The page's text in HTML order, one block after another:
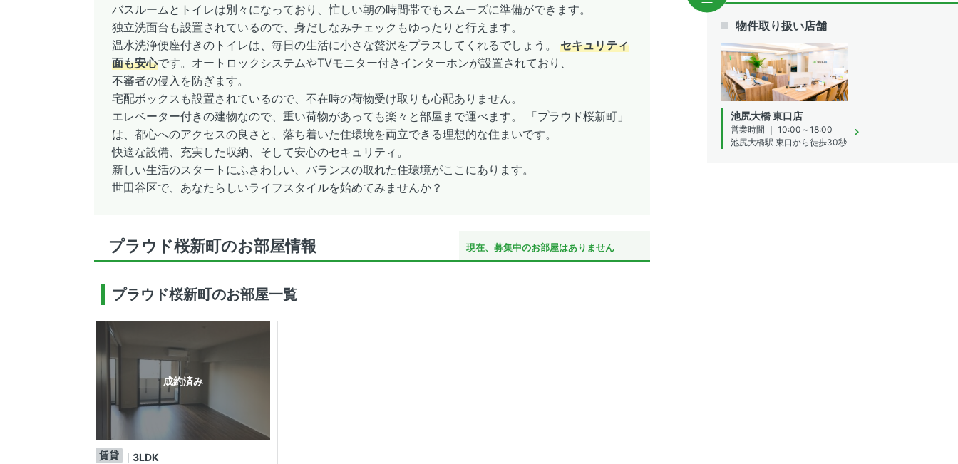
バスルームとトイレは別々になっており、忙しい朝の時間帯でもスムーズに準備ができます。
独立洗面台も設置されているので、身だしなみチェックもゆったりと行えます。
温水洗浄便座付きのトイレは、毎日の生活に小さな贅沢をプラスしてくれるでしょう。 セキュリティ
面も安心です。オートロックシステムやTVモニター付きインターホンが設置されており、
不審者の侵入を防ぎます。
宅配ボックスも設置されているので、不在時の荷物受け取りも心配ありません。
エレベーター付きの建物なので、重い荷物があっても楽々と部屋まで運べます。 「プラウド桜新町」
は、都心へのアクセスの良さと、落ち着いた住環境を両立できる理想的な住まいです。
快適な設備、充実した収納、そして安心のセキュリティ。
新しい生活のスタートにふさわしい、バランスの取れた住環境がここにあります。
世田谷区で、あなたらしいライフスタイルを始めてみませんか？
プラウド桜新町のお部屋情報 現在、募集中のお部屋はありません
プラウド桜新町のお部屋一覧
成約済み
賃貸
3LDK
物件取り扱い店舗
池尻大橋 東口店
営業時間 ｜ 10:00～18:00
池尻大橋駅 東口から徒歩30秒